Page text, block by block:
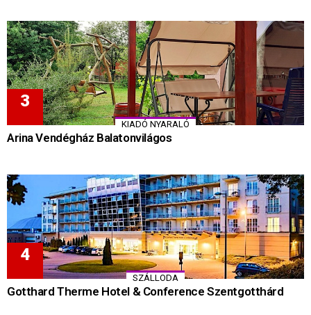
KIADÓ NYARALÓ
Arina Vendégház Balatonvilágos
SZÁLLODA
Gotthard Therme Hotel & Conference Szentgotthárd